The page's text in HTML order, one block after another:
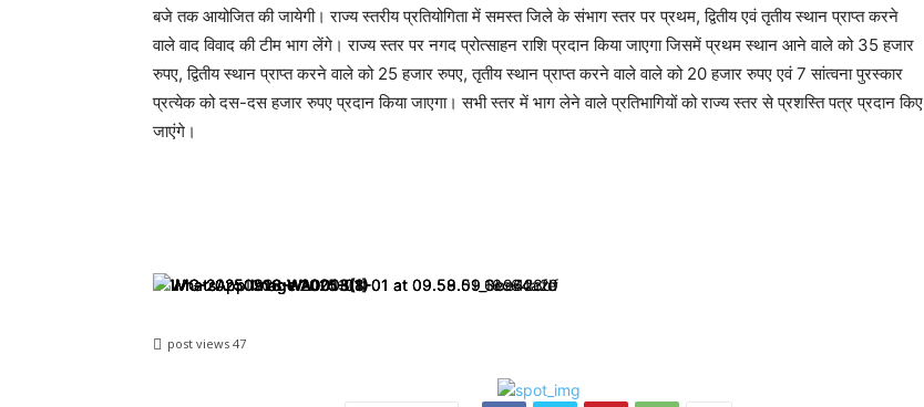
बजे तक आयोजित की जायेगी। राज्य स्तरीय प्रतियोगिता में समस्त जिले के संभाग स्तर पर प्रथम, द्वितीय एवं तृतीय स्थान प्राप्त करने
वाले वाद विवाद की टीम भाग लेंगे। राज्य स्तर पर नगद प्रोत्साहन राशि प्रदान किया जाएगा जिसमें प्रथम स्थान आने वाले को 35 हजार
रुपए, द्वितीय स्थान प्राप्त करने वाले को 25 हजार रुपए, तृतीय स्थान प्राप्त करने वाले वाले को 20 हजार रुपए एवं 7 सांत्वना पुरस्कार
प्रत्येक को दस-दस हजार रुपए प्रदान किया जाएगा। सभी स्तर में भाग लेने वाले प्रतिभागियों को राज्य स्तर से प्रशस्ति पत्र प्रदान किए
जाएंगे।
post views 47